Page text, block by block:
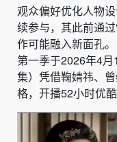
观众偏好优化人物
续参与，其此前通
作可能融入新面孔。
第一季于2026年4
集）凭借鞠婧祎、
格，开播52小时优